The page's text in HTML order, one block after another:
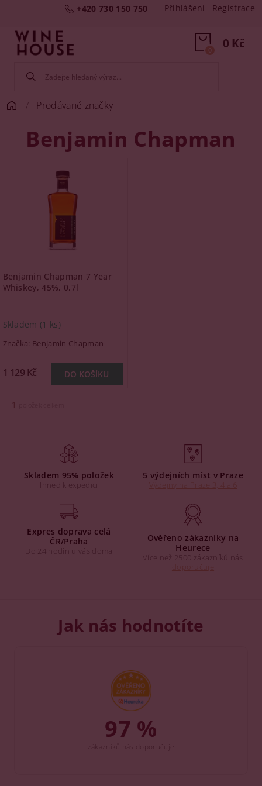
+420 730 150 750 Přihlášení Registrace
0 Kč
0
Prodávané značky
Benjamin Chapman
Benjamin Chapman 7 Year
Whiskey, 45%, 0,7l
Skladem (1 ks)
Značka: Benjamin Chapman
1 129 Kč
1
Skladem 95% položek
Ihned k expedici
5 výdejních míst v Praze
Expres doprava celá
ČR/Praha
Do 24 hodin u vás doma
Ověřeno zákazníky na
Heurece
Více než 2500 zákazníků nás
Jak nás hodnotíte
97 %